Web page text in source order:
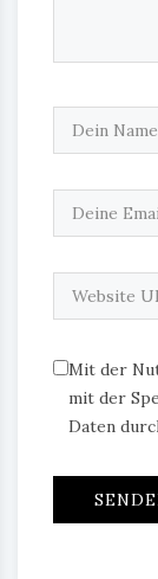
Mit der
mit der
Daten